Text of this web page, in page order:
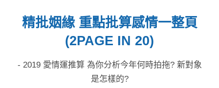
精批姻緣 重點批算感情一整頁
(2PAGE IN 20)
- 2019 愛情運推算 為你分析今年何時拍拖? 新對象
是怎樣的?